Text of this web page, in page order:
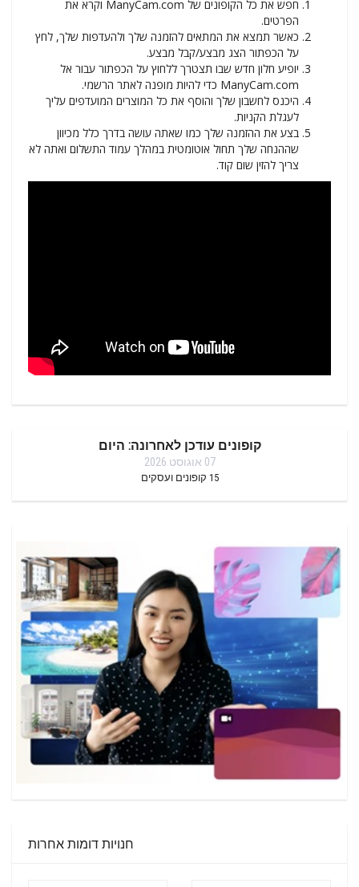
חפש את כל הקופונים של ManyCam.com וקרא את
הפרטים.
כאשר תמצא את המתאים להזמנה שלך ולהעדפות שלך, לחץ
על הכפתור הצג מבצע/קבל מבצע.
יופיע חלון חדש שבו תצטרך ללחוץ על הכפתור עבור אל
ManyCam.com כדי להיות מופנה לאתר הרשמי.
היכנס לחשבון שלך והוסף את כל המוצרים המועדפים עליך
לעגלת הקניות.
בצע את ההזמנה שלך כמו שאתה עושה בדרך כלל מכיוון
שההנחה שלך תחול אוטומטית במהלך עמוד התשלום ואתה לא
צריך להזין שום קוד.
קופונים עודכן לאחרונה: היום
07 אוגוסט 2026
15 קופונים ועסקים
חנויות דומות אחרות